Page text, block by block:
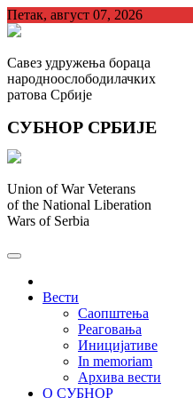
Skip
to
Петак, август 07, 2026
Савез удружења бораца
народноослободилачких
ратова Србије
СУБНОР СРБИЈЕ
Union of War Veterans
of the National Liberation
Wars of Serbia
Вести
Саопштења
Реаговања
Иницијативе
In memoriam
Архива вести
О СУБНОР